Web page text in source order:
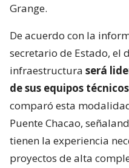
Grange.
De acuerdo con la
secretario de Estado, el
infraestructura será
de sus equipos
comparó esta
Puente Chacao,
tienen la experiencia
proyectos de alta